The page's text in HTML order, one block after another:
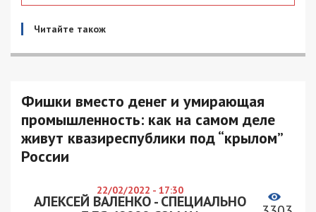
Читайте також
Фишки вместо денег и умирающая
промышленность: как на самом деле
живут квазиреспублики под “крылом”
России
22/02/2022 - 17:30
АЛЕКСЕЙ ВАЛЕНКО - СПЕЦИАЛЬНО